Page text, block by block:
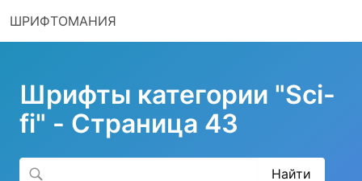
ШРИФТОМАНИЯ
Шрифты категории "Sci-
fi" - Страница 43